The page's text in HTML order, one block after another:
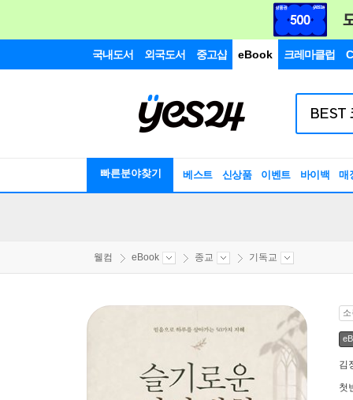
국내도서 외국도서 중고샵 eBook 크레마클럽
빠른분야찾기 베스트 신상품 이벤트 바이백 매
웰컴 eBook 종교 기독교
김
첫